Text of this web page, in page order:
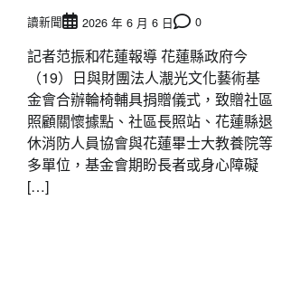
讀新聞 2026 年 6 月 6 日 0
記者范振和∕花蓮報導 花蓮縣政府今
（19）日與財團法人㵾光文化藝術基
金會合辦輪椅輔具捐贈儀式，致贈社區
照顧關懷據點、社區長照站、花蓮縣退
休消防人員協會與花蓮畢士大教養院等
多單位，基金會期盼長者或身心障礙
[…]